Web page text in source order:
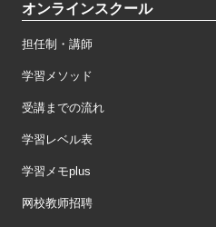
オンラインスクール
担任制・講師
学習メソッド
受講までの流れ
学習レベル表
学習メモplus
网校教师招聘